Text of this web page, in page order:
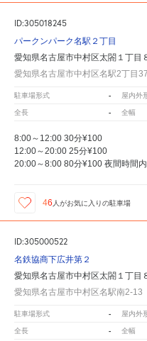
ID:305018245
パークンパーク名駅２丁目
愛知県名古屋市中村区太閤１丁目
愛知県名古屋市中村区名駅2丁目
駐車場形式 - 屋内外
全長 - 全幅
8:00～12:00 30分¥100
12:00～20:00 25分¥100
20:00～8:00 80分¥100 夜間時間
46 人がお気に入りの駐車場
ID:305000522
名鉄協商下広井第２
愛知県名古屋市中村区太閤１丁目
愛知県名古屋市中村区名駅南2-13
駐車場形式 - 屋内外
全長 - 全幅